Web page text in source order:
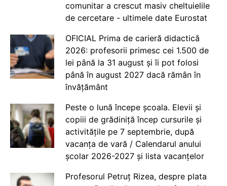
comunitar a crescut masiv cheltuielile
de cercetare - ultimele date Eurostat
OFICIAL Prima de carieră didactică
2026: profesorii primesc cei 1.500 de
lei până la 31 august și îi pot folosi
până în august 2027 dacă rămân în
învățământ
Peste o lună începe școala. Elevii și
copiii de grădiniță încep cursurile și
activitățile pe 7 septembrie, după
vacanța de vară / Calendarul anului
școlar 2026-2027 și lista vacanțelor
Profesorul Petruț Rizea, despre plata